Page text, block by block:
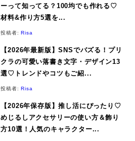
ーって知ってる？100均でも作れる♡
材料&作り方5選を...
投稿者: Risa
【2026年最新版】SNSでバズる！プリ
クラの可愛い落書き文字・デザイン13
選♡トレンドやコツもご紹...
投稿者: Risa
【2026年保存版】推し活にぴったり♡
めじるしアクセサリーの使い方＆飾り
方10選！人気のキャラクター...